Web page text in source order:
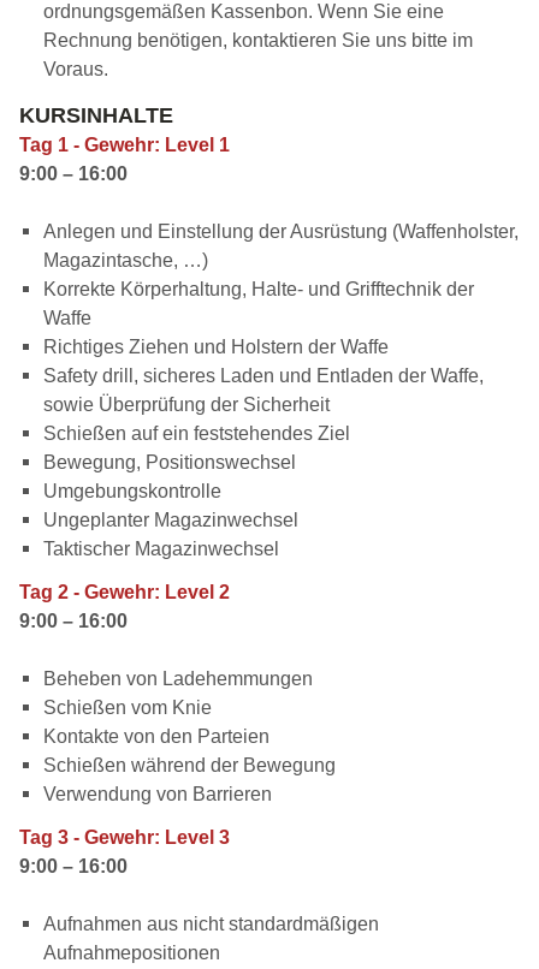
ordnungsgemäßen Kassenbon. Wenn Sie eine
Rechnung benötigen, kontaktieren Sie uns bitte im
Voraus.
KURSINHALTE
Tag 1 - Gewehr: Level 1
9:00 – 16:00
Anlegen und Einstellung der Ausrüstung (Waffenholster,
Magazintasche, …)
Korrekte Körperhaltung, Halte- und Grifftechnik der
Waffe
Richtiges Ziehen und Holstern der Waffe
Safety drill, sicheres Laden und Entladen der Waffe,
sowie Überprüfung der Sicherheit
Schießen auf ein feststehendes Ziel
Bewegung, Positionswechsel
Umgebungskontrolle
Ungeplanter Magazinwechsel
Taktischer Magazinwechsel
Tag 2 - Gewehr: Level 2
9:00 – 16:00
Beheben von Ladehemmungen
Schießen vom Knie
Kontakte von den Parteien
Schießen während der Bewegung
Verwendung von Barrieren
Tag 3 - Gewehr: Level 3
9:00 – 16:00
Aufnahmen aus nicht standardmäßigen
Aufnahmepositionen